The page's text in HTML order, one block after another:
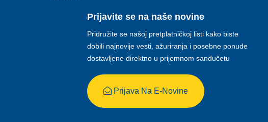
Prijavite se na naše novine
Pridružite se našoj pretplatničkoj listi kako biste
dobili najnovije vesti, ažuriranja i posebne ponude
dostavljene direktno u prijemnom sandučetu
Prijava Na E-Novine